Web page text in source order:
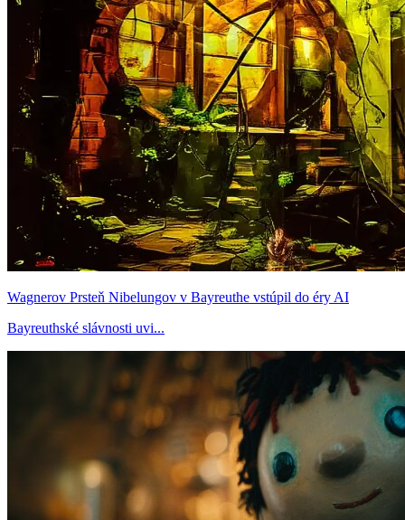
Wagnerov Prsteň Nibelungov v Bayreuthe vstúpil do éry AI
Bayreuthské slávnosti uvi...